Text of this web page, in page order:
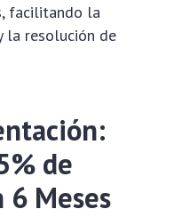
facilitando la
la resolución de
de
Meses